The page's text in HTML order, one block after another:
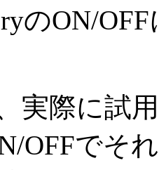
のON/
実際に試
OFFでそ